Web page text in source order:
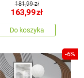
181,99 zł
163,99zł
Do koszyka
-6%